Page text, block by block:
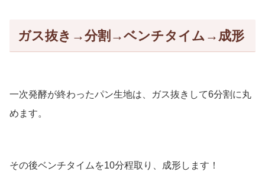
ガス抜き→分割→ベンチタイム→成形
一次発酵が終わったパン生地は、ガス抜きして6分割に丸
めます。
その後ベンチタイムを10分程取り、成形します！